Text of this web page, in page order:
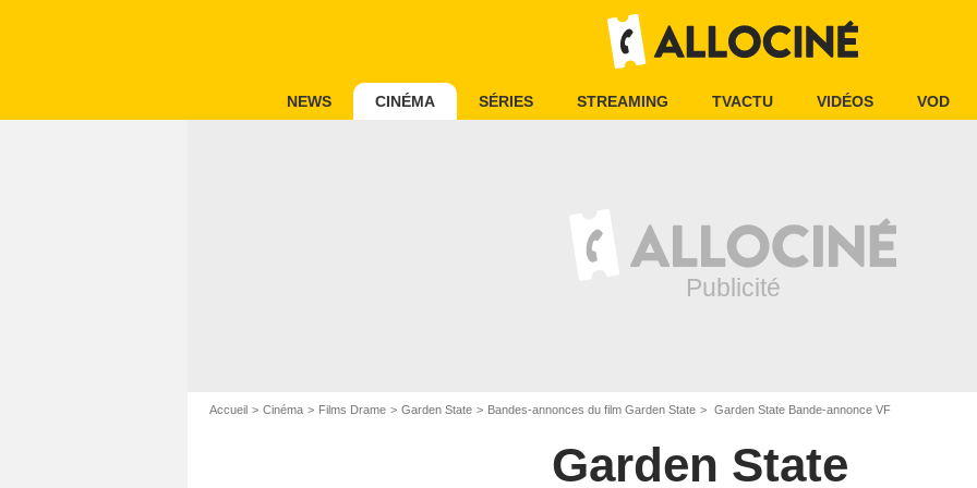
NEWS CINÉMA SÉRIES STREAMING TVACTU VIDÉOS VOD
Accueil Cinéma Films Drame Garden State Bandes-annonces du film Garden State Garden State Bande-annonce VF
Garden State